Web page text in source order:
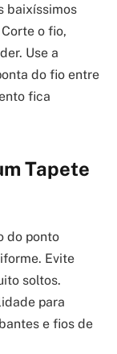
baixíssimos
o fio,
Use a
do fio entre
fica
Tapete
do ponto
Evite
soltos.
para
e fios de